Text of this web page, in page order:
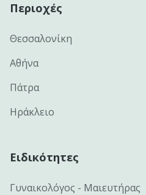
Περιοχές
Θεσσαλονίκη
Αθήνα
Πάτρα
Ηράκλειο
Ειδικότητες
Γυναικολόγος - Μαιευτήρας